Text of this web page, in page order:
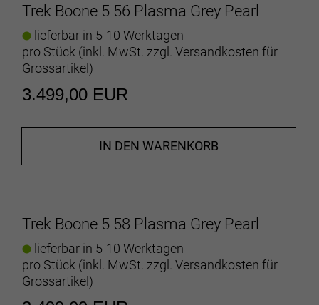
Vibrationen, sodass du effizienter und länger
kraftvoll in die Pedale treten kannst.
Technologie aus dem Cross-Rennsport
Unsere exklusive Technologien versorgen dich und
unsere Profi-Rennfahrer mit rennoptimierten Details
nachgiebige IsoSpeed-Gabel. Intelligentere
Zugführung. Bessere Trageeigenschaften. Robuste
3S-Kettenführung.
Denk an die Pedale
Dieses Fahrrad wird ohne Pedale ausgeliefert, denn
du wirst mehr Spaß damit haben, wenn du die
Pedale nach deinen individuellen Anforderungen
wählst. Mithilfe unseres Pedalratgebers findest du
Trek Boone 5 56 Plasma Grey Pearl
lieferbar in 5-10 Werktagen
pro Stück (inkl. MwSt. zzgl. Versandkosten für
Grossartikel)
3.499,00 EUR
IN DEN WARENKORB
Trek Boone 5 58 Plasma Grey Pearl
lieferbar in 5-10 Werktagen
pro Stück (inkl. MwSt. zzgl. Versandkosten für
Grossartikel)